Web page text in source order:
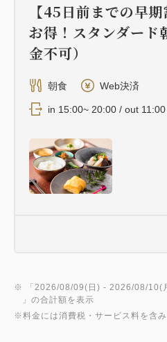
【45日前までの早
お得！スタンダード
金不可）
朝食 Web決済
in 15:00~ 20:00 / out
※ 「 2026/08/09(日) - 2026/08/10(
」の合計額を表示
※料金には消費税・サービス料を含